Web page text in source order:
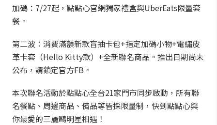
加碼：7/27起，點點心官網獨家禮盒與UberEats限量套
餐。
第二波：消費滿額新款盲抽卡包+指定加碼小物+電繡皮
革卡套（Hello Kitty款）+全新聯名商品。推出日期尚未
公布，請鎖定官方FB。
本次聯名活動於點點心全台21家門市同步啟動，所有聯
名餐點、周邊商品、備品等皆採限量制，快到點點心與
你最愛的三麗鷗明星相遇！